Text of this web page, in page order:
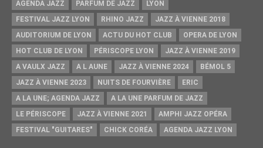
AGENDA JAZZ
PARFUM DE JAZZ
LYON
FESTIVAL JAZZ LYON
RHINO JAZZ
JAZZ À VIENNE 2018
AUDITORIUM DE LYON
ACTU DU HOT CLUB
OPERA DE LYON
HOT CLUB DE LYON
PÉRISCOPE LYON
JAZZ À VIENNE 2019
A VAULX JAZZ
A L AUNE JAZZ À VIENNE 2024
BÉMOL 5
JAZZ À VIENNE 2023
NUITS DE FOURVIÈRE
ERIC
A LA UNE; AGENDA JAZZ
A LA UNE PARFUM DE JAZZ
LE PÉRISCOPE
JAZZ À VIENNE 2021
AMPHI JAZZ OPÉRA
FESTIVAL "GUITARES"
CHICK CORÉA AGENDA JAZZ LYON